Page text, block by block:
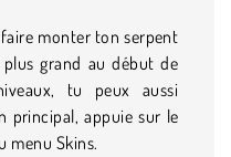
monter ton serpent
grand au début de
tu peux aussi
principal, appuie sur le
menu Skins.